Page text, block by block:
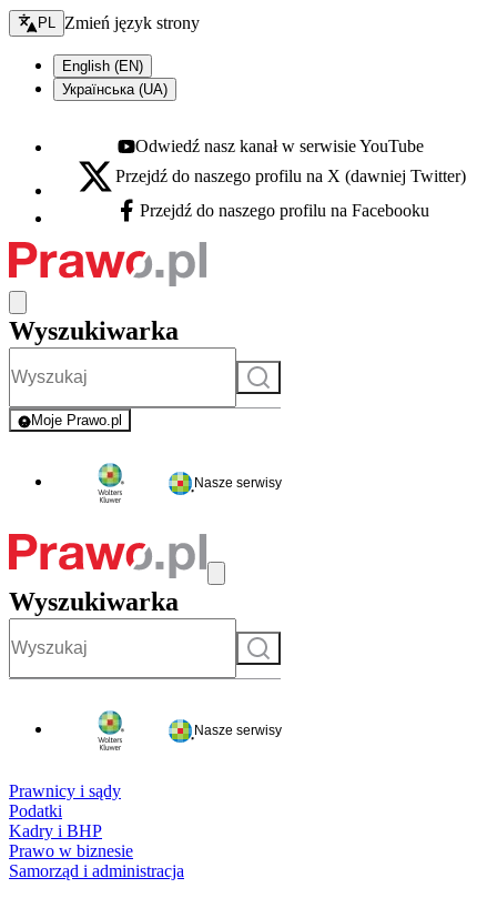
Zmień język - bieżący:
PL Zmień język strony
English (EN)
Українська (UA)
Youtube - otwiera się w nowej karcie
Odwiedź nasz kanał w serwisie YouTube
X - otwiera się w nowej karcie
Przejdź do naszego profilu na X (dawniej Twitter)
Facebook - otwiera się w nowej karcie
Przejdź do naszego profilu na Facebooku
Wyszukiwarka
Szukaj
Moje Prawo.pl
- rejestracja i logowanie do serwisu
Nasze serwisy
Wyszukiwarka
Szukaj
Nasze serwisy
Prawnicy i sądy
Podatki
Kadry i BHP
Prawo w biznesie
Samorząd i administracja